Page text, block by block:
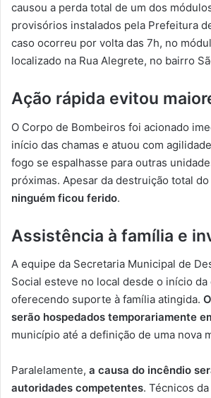
causou a perda total de um dos
provisórios instalados pela Prefeitura
caso ocorreu por volta das 7h, no
localizado na Rua Alegrete, no bairro
Ação rápida evitou
O Corpo de Bombeiros foi acionado
início das chamas e atuou com
fogo se espalhasse para outras
próximas. Apesar da destruição total
ninguém ficou ferido.
Assistência à família e
A equipe da Secretaria Municipal de
Social esteve no local desde o início da
oferecendo suporte à família atingida.
serão hospedados temporariamente
município até a definição de uma nova
Paralelamente, a causa do incêndio
autoridades competentes. Técnicos